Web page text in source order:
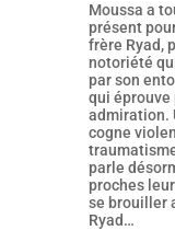
Moussa a
présent
frère Ryad,
notoriété
par son
qui éprouve
admiration.
cogne
parle
proches
se brouiller
Ryad…